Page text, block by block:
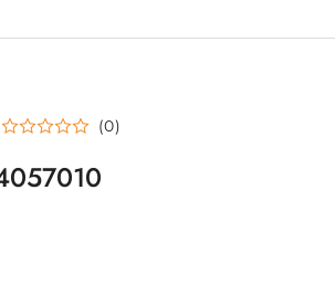
(0)